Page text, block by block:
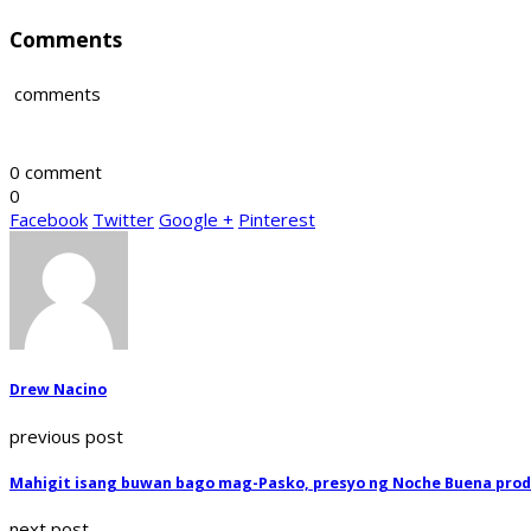
Comments
comments
0 comment
0
Facebook Twitter Google + Pinterest
Drew Nacino
previous post
Mahigit isang buwan bago mag-Pasko, presyo ng Noche Buena